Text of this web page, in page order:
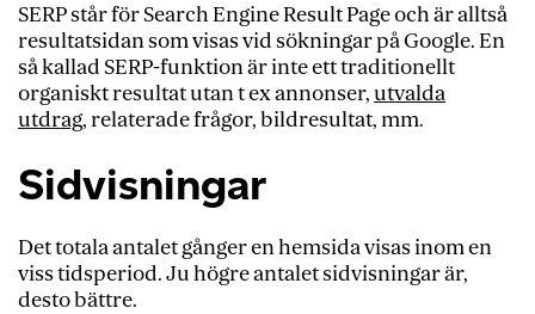
SERP står för Search Engine Result Page och är alltså
resultatsidan som visas vid sökningar på Google. En
så kallad SERP-funktion är inte ett traditionellt
organiskt resultat utan t ex annonser,utvalda
utdrag, relaterade frågor, bildresultat, mm.
Sidvisningar
Det totala antalet gånger en hemsida visas inom en
viss tidsperiod. Ju högre antalet sidvisningar är,
desto bättre.